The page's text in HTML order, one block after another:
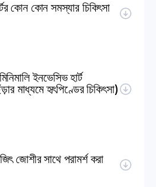
কোন কোন সমস্যার চিকিৎসা
ইনভেসিভ হার্ট
মাধ্যমে হৃৎপিণ্ডের চিকিৎসা)
জোশীর সাথে পরামর্শ করা